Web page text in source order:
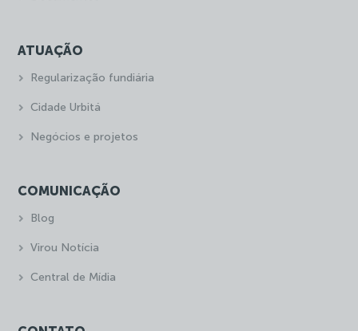
ATUAÇÃO
Regularização fundiária
Cidade Urbitá
Negócios e projetos
COMUNICAÇÃO
Blog
Virou Notícia
Central de Mídia